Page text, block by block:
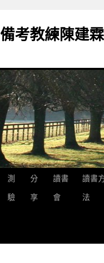
考教練陳建霖
測
驗
分
享
讀書
會
讀書
法